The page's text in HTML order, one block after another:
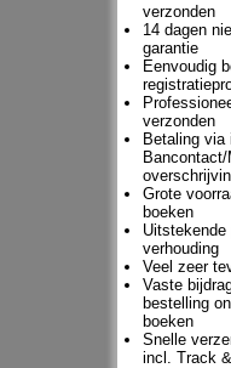
verzonden
14 dagen
garantie
Eenvoudig
verzonden
Betaling via
Grote
boeken
verhouding
Veel zeer
Vaste
bestelling
boeken
Snelle
incl. Track